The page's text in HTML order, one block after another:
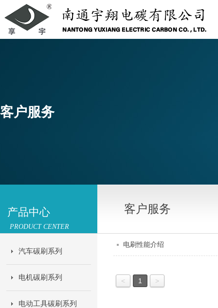
客户服务
产品中心
PRODUCT CENTER
客户服务
汽车碳刷系列
电机碳刷系列
电动工具碳刷系列
电刷性能介绍
< 1 >